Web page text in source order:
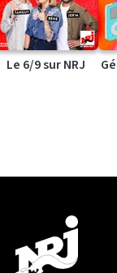
Le 6/9 sur NRJ